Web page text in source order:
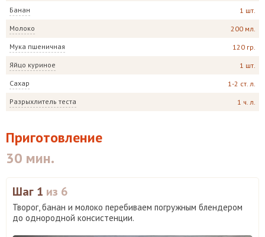
Банан 1 шт.
Молоко 200 мл.
Мука пшеничная 120 гр.
Яйцо куриное 1 шт.
Сахар 1-2 ст. л.
Разрыхлитель теста 1 ч. л.
Приготовление
30 мин.
Шаг 1 из 6
Творог, банан и молоко перебиваем погружным блендером
до однородной консистенции.